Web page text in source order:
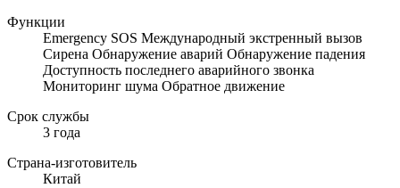
Функции
Emergency SOS Международный экстренный вызов
Сирена Обнаружение аварий Обнаружение падения
Доступность последнего аварийного звонка
Мониторинг шума Обратное движение
Срок службы
3 года
Страна-изготовитель
Китай